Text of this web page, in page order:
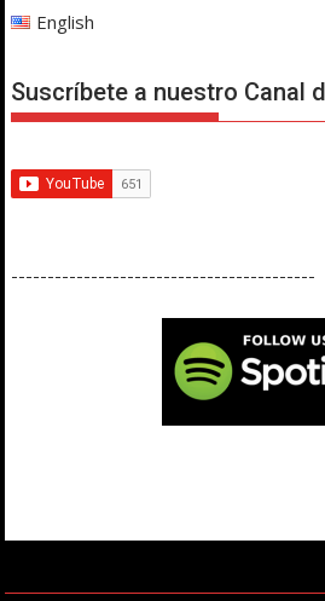
English
Suscríbete a nuestro Canal
------------------------------------------